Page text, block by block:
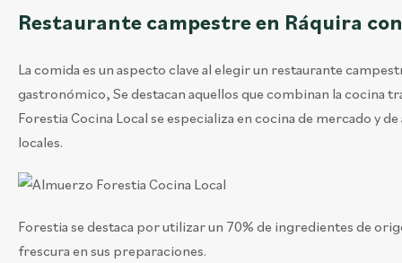
Restaurante campestre en Ráquira
La comida es un aspecto clave al elegir un restaurante
gastronómico, Se destacan aquellos que combinan la cocina
Forestia Cocina Local se especializa en cocina de mercado y
locales.
Forestia se destaca por utilizar un 70% de ingredientes de
frescura en sus preparaciones.